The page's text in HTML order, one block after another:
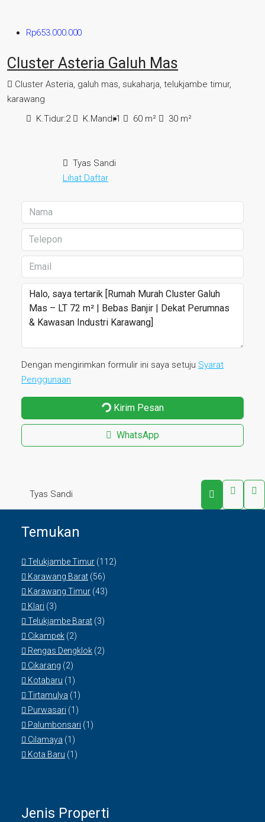
Rp653.000.000
Cluster Asteria Galuh Mas
Cluster Asteria, galuh mas, sukaharja, telukjambe timur,
karawang
K.Tidur:2 K.Mandi:1 60 m² 30 m²
Tyas Sandi
Lihat Daftar
Dengan mengirimkan formulir ini saya setuju Syarat
Penggunaan
Kirim Pesan
WhatsApp
Tyas Sandi
Temukan
Telukjambe Timur (112)
Karawang Barat (56)
Karawang Timur (43)
Klari (3)
Telukjambe Barat (3)
Cikampek (2)
Rengas Dengklok (2)
Cikarang (2)
Kotabaru (1)
Tirtamulya (1)
Purwasari (1)
Palumbonsari (1)
Cilamaya (1)
Kota Baru (1)
Jenis Properti